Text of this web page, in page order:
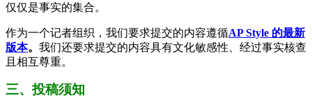
仅仅是事实的集合。
作为一个记者组织，我们要求提交的内容遵循AP Style 的最新
版本。 我们还要求提交的内容具有文化敏感性、经过事实核查
且相互尊重。
三、投稿须知